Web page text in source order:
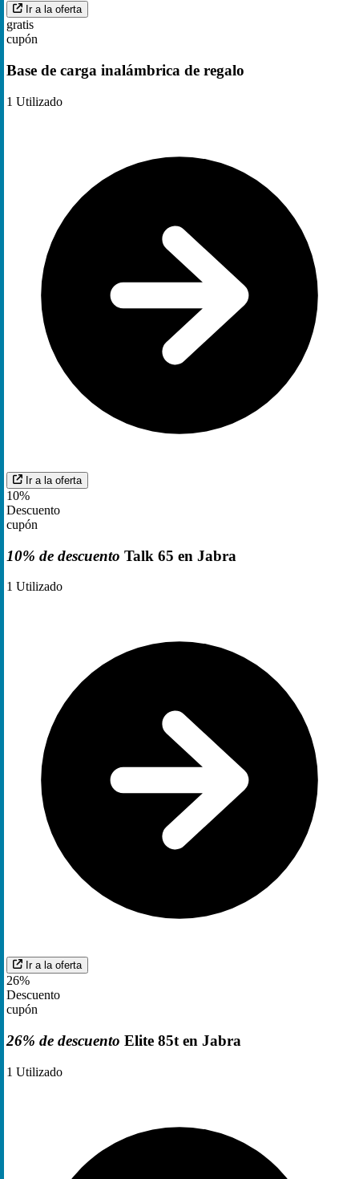
Ir a la oferta
gratis
cupón
Base de carga inalámbrica de regalo
1 Utilizado
Ir a la oferta
10%
Descuento
cupón
10% de descuento Talk 65 en Jabra
1 Utilizado
Ir a la oferta
26%
Descuento
cupón
26% de descuento Elite 85t en Jabra
1 Utilizado